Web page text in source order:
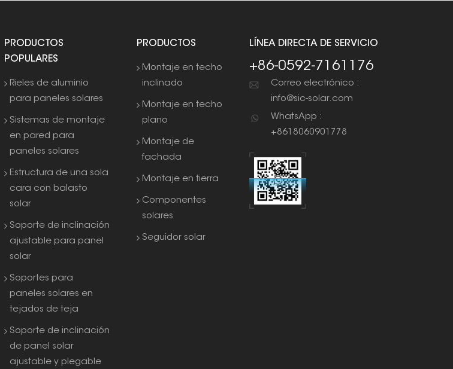
PRODUCTOS
POPULARES
Rieles de aluminio
para paneles solares
Sistemas de montaje
en pared para
paneles solares
Estructura de una sola
cara con balasto
solar
Soporte de inclinación
ajustable para panel
solar
Soportes para
paneles solares en
tejados de teja
Soporte de inclinación
de panel solar
ajustable y plegable
PRODUCTOS
Montaje en techo
inclinado
Montaje en techo
plano
Montaje de
fachada
Montaje en tierra
Componentes
solares
Seguidor solar
LÍNEA DIRECTA DE SERVICIO
+86-0592-7161176
Correo electrónico :
info@sic-solar.com
WhatsApp :
+8618060901778